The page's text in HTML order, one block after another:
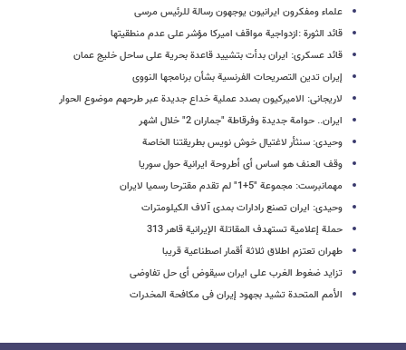
علماء ومفکرون ایرانیون یوجهون رسالة للرئیس مرسی
قائد الثورة :ازدواجیة مواقف امیرکا مؤشر على عدم منطقیتها
قائد عسکری: ایران بدأت بتشیید قاعدة بحریة على ساحل خلیج عمان
إیران تدین التصریحات الفرنسیة بشأن برنامجها النووی
لاریجانی: الامیرکیون بصدد عملیة خداع جدیدة عبر طرحهم موضوع الحوار
ایران.. حوامة جدیدة وفرقاطة "جماران 2" خلال اشهر
وحیدی: سنثأر لاغتیال خوش نویس بطریقتنا الخاصة
وقف العنف هو اساس أی أطروحة ایرانیة حول سوریا
مهمانبرست: مجموعة "5+1" لم تقدم مقترحا رسمیا لایران
وحیدی: ایران تصنع رادارات بمدى آلاف الکیلومترات
حملة إعلامیة تستهدف المقاتلة الإیرانیة قاهر 313
طهران تعتزم اطلاق ثلاثة أقمار اصطناعیة قریبا
تزاید ضغوط الغرب على ایران سیقوض أی حل تفاوضی
الأمم المتحدة تشید بجهود إیران فی مکافحة المخدرات